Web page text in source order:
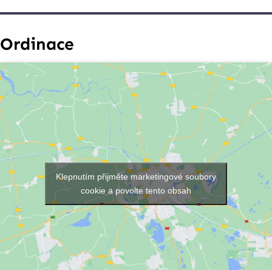
Ordinace
Klepnutím přijměte marketingové soubory
cookie a povolte tento obsah